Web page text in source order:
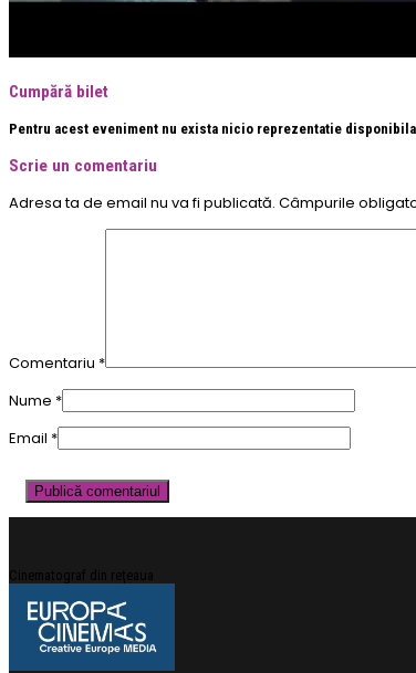
Cumpără bilet
Pentru acest eveniment nu exista nicio reprezentatie
Scrie un comentariu
Adresa ta de email nu va fi publicată. Câmpurile
Comentariu *
Nume *
Email *
Cinematograf din rețeaua